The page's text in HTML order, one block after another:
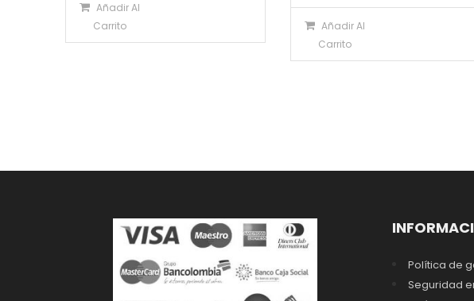
Añadir Al
Carrito
Añadir Al
Carrito
Política de
Seguridad